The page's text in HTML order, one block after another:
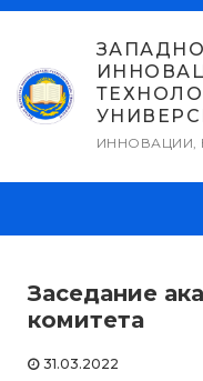
Перейти
содержимому
ИННОВАЦИИ,
Заседание
комитета
31.03.2022